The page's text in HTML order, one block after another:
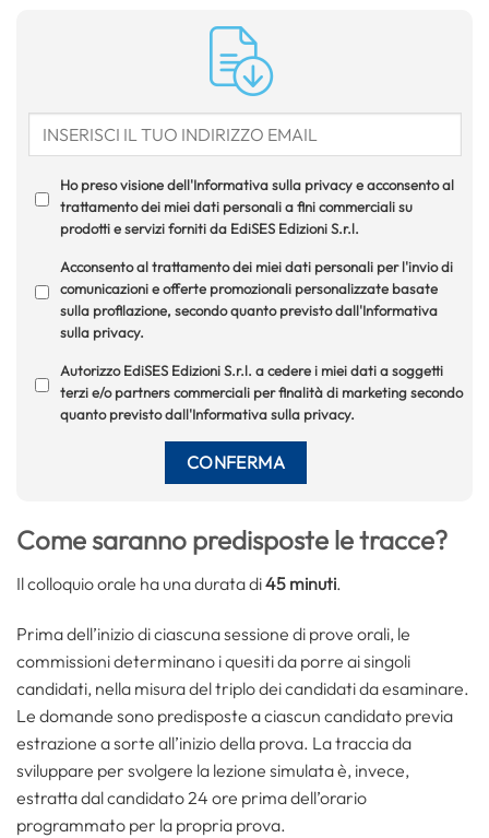
Ho preso visione dell'Informativa sulla privacy e acconsento al
trattamento dei miei dati personali a fini commerciali su
prodotti e servizi forniti da EdiSES Edizioni S.r.l.
Acconsento al trattamento dei miei dati personali per l'invio di
comunicazioni e offerte promozionali personalizzate basate
sulla profilazione, secondo quanto previsto dall'Informativa
sulla privacy.
Autorizzo EdiSES Edizioni S.r.l. a cedere i miei dati a soggetti
terzi e/o partners commerciali per finalità di marketing secondo
quanto previsto dall'Informativa sulla privacy.
Come saranno predisposte le tracce?
Il colloquio orale ha una durata di45 minuti.
Prima dell’inizio di ciascuna sessione di prove orali, le
commissioni determinano i quesiti da porre ai singoli
candidati, nella misura del triplo dei candidati da esaminare.
Le domande sono predisposte a ciascun candidato previa
estrazione a sorte all’inizio della prova. La traccia da
sviluppare per svolgere la lezione simulata è, invece,
estratta dal candidato 24 ore prima dell’orario
programmato per la propria prova.